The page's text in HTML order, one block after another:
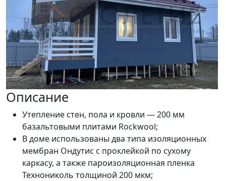
Описание
Утепление стен, пола и кровли — 200 мм
базальтовыми плитами Rockwool;
В доме использованы два типа изоляционных
мембран Ондутис с проклейкой по сухому
каркасу, а также пароизоляционная пленка
Технониколь толщиной 200 мкм;